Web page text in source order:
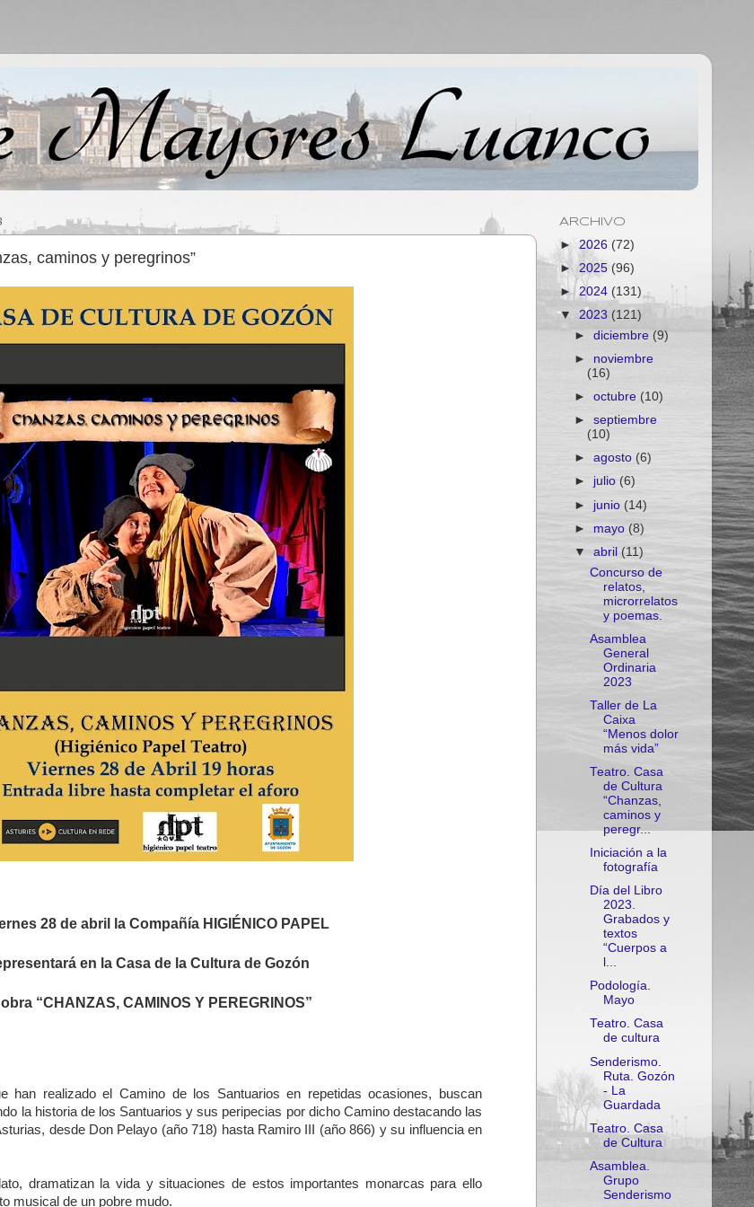
caminos y peregrinos”
28 de abril la Compañía HIGIÉNICO PAPEL
en la Casa de la Cultura de Gozón
obra “CHANZAS, CAMINOS Y PEREGRINOS”
han realizado el Camino de los Santuarios en repetidas ocasiones, buscan
la historia de los Santuarios y sus peripecias por dicho Camino destacando las
desde Don Pelayo (año 718) hasta Ramiro III (año 866) y su influencia en
dramatizan la vida y situaciones de estos importantes monarcas para ello
musical de un pobre mudo.
ARCHIVO
► 2026 (72)
► 2025 (96)
► 2024 (131)
▼ 2023 (121)
►diciembre (9)
► noviembre
(16)
►octubre (10)
►septiembre
(10)
►agosto (6)
► julio (6)
► junio(14)
► mayo (8)
▼abril(11)
Concurso de
relatos,
microrrelatos
y poemas.
Asamblea
General
Ordinaria
2023
Taller de La
Caixa
“Menos dolor
más vida”
Teatro. Casa
de Cultura
“Chanzas,
caminos y
peregr...
Iniciación a la
fotografía
Día del Libro
2023.
Grabados y
textos
“Cuerpos a
l...
Podología.
Mayo
Teatro. Casa
de cultura
Senderismo.
Ruta. Gozón
- La
Guardada
Teatro. Casa
de Cultura
Asamblea.
Grupo
Senderismo